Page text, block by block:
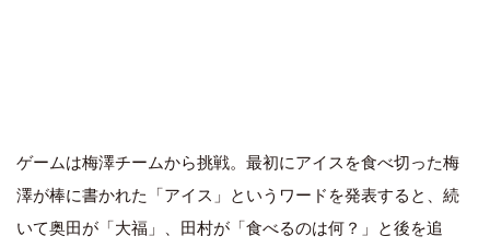
ゲームは梅澤チームから挑戦。最初にアイスを食べ切った梅
澤が棒に書かれた「アイス」というワードを発表すると、続
いて奥田が「大福」、田村が「食べるのは何？」と後を追